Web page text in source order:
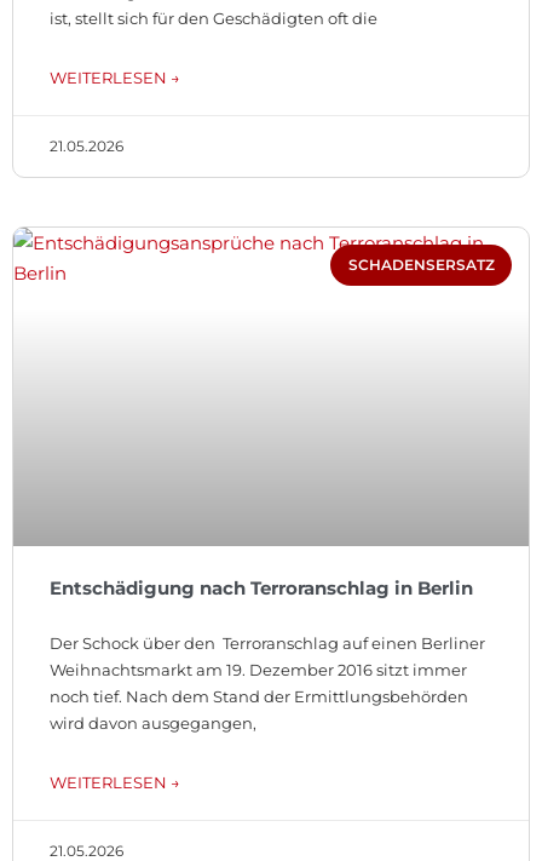
ist, stellt sich für den Geschädigten oft die
WEITERLESEN →
21.05.2026
SCHADENSERSATZ
Entschädigung nach Terroranschlag in Berlin
Der Schock über den Terroranschlag auf einen Berliner
Weihnachtsmarkt am 19. Dezember 2016 sitzt immer
noch tief. Nach dem Stand der Ermittlungsbehörden
wird davon ausgegangen,
WEITERLESEN →
21.05.2026